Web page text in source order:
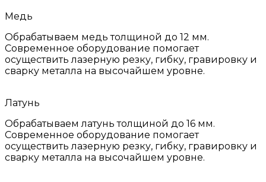
Медь
Обрабатываем медь толщиной до 12 мм.
Современное оборудование помогает
осуществить лазерную резку, гибку, гравировку и
сварку металла на высочайшем уровне.
Латунь
Обрабатываем латунь толщиной до 16 мм.
Современное оборудование помогает
осуществить лазерную резку, гибку, гравировку и
сварку металла на высочайшем уровне.